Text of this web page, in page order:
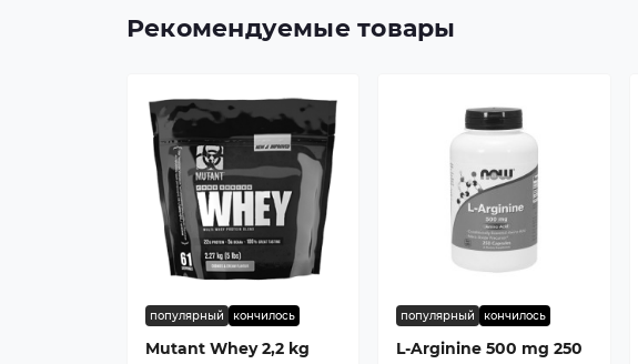
Рекомендуемые товары
популярный кончилось
Mutant Whey 2,2 kg
популярный кончилось
L-Arginine 500 mg 250